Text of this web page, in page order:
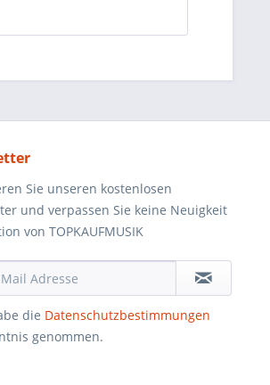
Sie unseren kostenlosen
und verpassen Sie keine Neuigkeit
von TOPKAUFMUSIK
die Datenschutzbestimmungen
genommen.